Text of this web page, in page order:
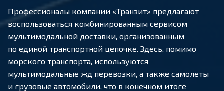
Профессионалы компании «Транзит» предлагают
воспользоваться комбинированным сервисом
мультимодальной доставки, организованным
по единой транспортной цепочке. Здесь, помимо
морского транспорта, используются
мультимодальные жд перевозки, а также самолеты
и грузовые автомобили, что в конечном итоге